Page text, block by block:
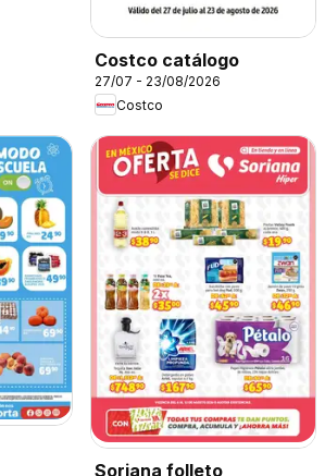
Costco catálogo
27/07 - 23/08/2026
Costco
Soriana folleto